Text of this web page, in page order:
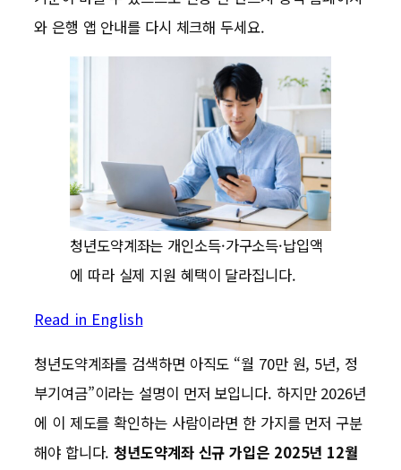
와 은행 앱 안내를 다시 체크해 두세요.
청년도약계좌는 개인소득·가구소득·납입액
에 따라 실제 지원 혜택이 달라집니다.
Read in English
청년도약계좌를 검색하면 아직도 “월 70만 원, 5년, 정
부기여금”이라는 설명이 먼저 보입니다. 하지만 2026년
에 이 제도를 확인하는 사람이라면 한 가지를 먼저 구분
해야 합니다.청년도약계좌 신규 가입은 2025년 12월